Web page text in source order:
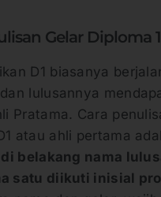
Gelar Diploma 1
D1 biasanya
lulusannya
Pratama. Cara
atau ahli pertama
belakang nama
satu diikuti inisial